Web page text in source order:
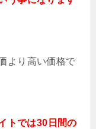
より高い価格で
トでは30日間の